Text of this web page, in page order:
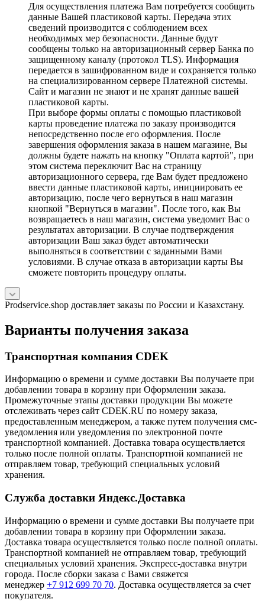
Для осуществления платежа Вам потребуется сообщить
данные Вашей пластиковой карты. Передача этих
сведений производится с соблюдением всех
необходимых мер безопасности. Данные будут
сообщены только на авторизационный сервер Банка по
защищенному каналу (протокол TLS). Информация
передается в зашифрованном виде и сохраняется только
на специализированном сервере Платежной системы.
Сайт и магазин не знают и не хранят данные вашей
пластиковой карты.
При выборе формы оплаты с помощью пластиковой
карты проведение платежа по заказу производится
непосредственно после его оформления. После
завершения оформления заказа в нашем магазине, Вы
должны будете нажать на кнопку "Оплата картой", при
этом система переключит Вас на страницу
авторизационного сервера, где Вам будет предложено
ввести данные пластиковой карты, инициировать ее
авторизацию, после чего вернуться в наш магазин
кнопкой "Вернуться в магазин". После того, как Вы
возвращаетесь в наш магазин, система уведомит Вас о
результатах авторизации. В случае подтверждения
авторизации Ваш заказ будет автоматически
выполняться в соответствии с заданными Вами
условиями. В случае отказа в авторизации карты Вы
сможете повторить процедуру оплаты.
Prodservice.shop доставляет заказы по России и Казахстану.
Варианты получения заказа
Транспортная компания CDEK
Информацию о времени и сумме доставки Вы получаете при
добавлении товара в корзину при Оформлении заказа.
Промежуточные этапы доставки продукции Вы можете
отслеживать через сайт CDEK.RU по номеру заказа,
предоставленным менеджером, а также путем получения смс-
уведомления или уведомления по электронной почте
транспортной компанией. Доставка товара осуществляется
только после полной оплаты. Транспортной компанией не
отправляем товар, требующий специальных условий
хранения.
Служба доставки Яндекс.Доставка
Информацию о времени и сумме доставки Вы получаете при
добавлении товара в корзину при Оформлении заказа.
Доставка товара осуществляется только после полной оплаты.
Транспортной компанией не отправляем товар, требующий
специальных условий хранения. Экспресс-доставка внутри
города. После сборки заказа с Вами свяжется
менеджер +7 912 699 70 70. Доставка осуществляется за счет
покупателя.